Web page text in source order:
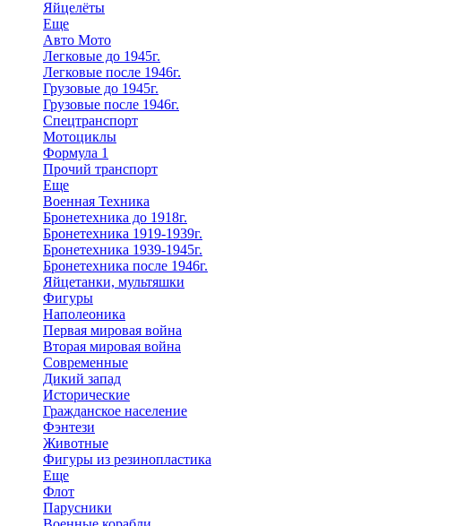
Яйцелёты
Еще
Авто Мото
Легковые до 1945г.
Легковые после 1946г.
Грузовые до 1945г.
Грузовые после 1946г.
Спецтранспорт
Мотоциклы
Формула 1
Прочий транспорт
Еще
Военная Техника
Бронетехника до 1918г.
Бронетехника 1919-1939г.
Бронетехника 1939-1945г.
Бронетехника после 1946г.
Яйцетанки, мультяшки
Фигуры
Наполеоника
Первая мировая война
Вторая мировая война
Современные
Дикий запад
Исторические
Гражданское население
Фэнтези
Животные
Фигуры из резинопластика
Еще
Флот
Парусники